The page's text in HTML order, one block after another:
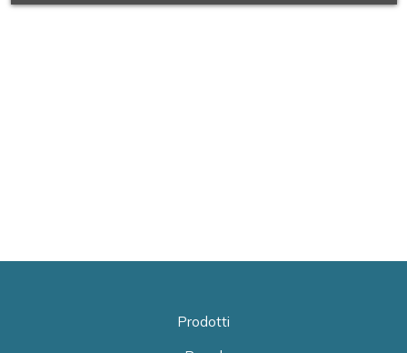
Prodotti